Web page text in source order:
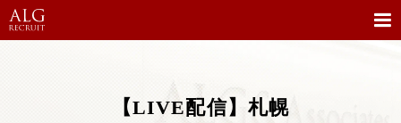
【LIVE配信】札幌